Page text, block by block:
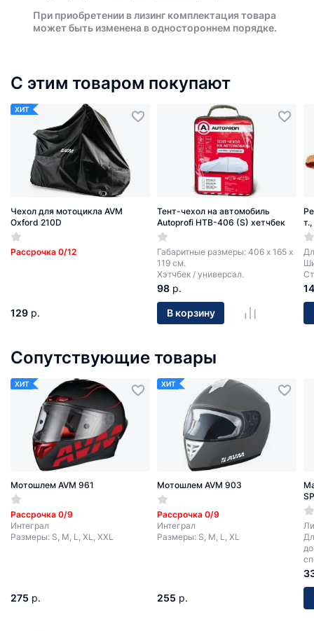
При приобретении в лизинг комплектация товара
может быть изменена в одностороннем порядке.
С этим товаром покупают
ХИТ
Чехол для мотоцикла AVM
Oxford 210D
Рассрочка 0/12
129 р.
Тент-чехол на автомобиль
Autoprofi HTB-406 (S) хетчбек
Габаритные размеры: 406 х 165 х
119 см.
Хэтчбек / универсал.
98 р.
В корзину
14
Сопутствующие товары
ХИТ
Мотошлем AVM 961
Рассрочка 0/9
Интеграл
Размеры: S, M, L, XL, XXL
275 р.
ХИТ
Мотошлем AVM 903
Рассрочка 0/9
Интеграл
Размеры: S, M, L, XL
255 р.